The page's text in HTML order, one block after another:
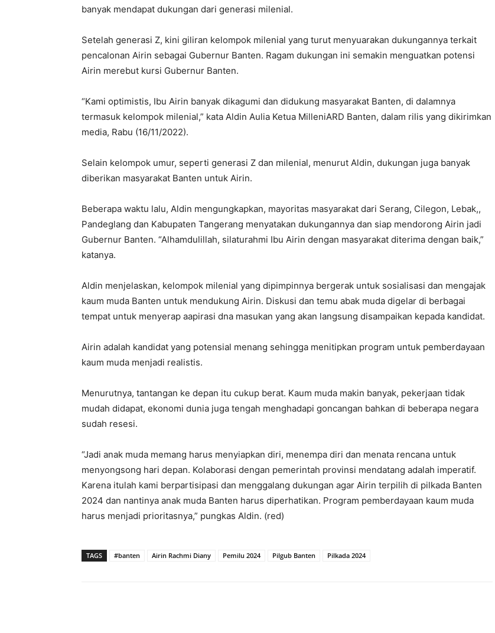
banyak mendapat dukungan dari generasi milenial.
Setelah generasi Z, kini giliran kelompok milenial yang turut menyuarakan dukungannya terkait
pencalonan Airin sebagai Gubernur Banten. Ragam dukungan ini semakin menguatkan potensi
Airin merebut kursi Gubernur Banten.
“Kami optimistis, Ibu Airin banyak dikagumi dan didukung masyarakat Banten, di dalamnya
termasuk kelompok milenial,” kata Aldin Aulia Ketua MilleniARD Banten, dalam rilis yang dikirimkan
media, Rabu (16/11/2022).
Selain kelompok umur, seperti generasi Z dan milenial, menurut Aldin, dukungan juga banyak
diberikan masyarakat Banten untuk Airin.
Beberapa waktu lalu, Aldin mengungkapkan, mayoritas masyarakat dari Serang, Cilegon, Lebak,,
Pandeglang dan Kabupaten Tangerang menyatakan dukungannya dan siap mendorong Airin jadi
Gubernur Banten. “Alhamdulillah, silaturahmi Ibu Airin dengan masyarakat diterima dengan baik,”
katanya.
Aldin menjelaskan, kelompok milenial yang dipimpinnya bergerak untuk sosialisasi dan mengajak
kaum muda Banten untuk mendukung Airin. Diskusi dan temu abak muda digelar di berbagai
tempat untuk menyerap aapirasi dna masukan yang akan langsung disampaikan kepada kandidat.
Airin adalah kandidat yang potensial menang sehingga menitipkan program untuk pemberdayaan
kaum muda menjadi realistis.
Menurutnya, tantangan ke depan itu cukup berat. Kaum muda makin banyak, pekerjaan tidak
mudah didapat, ekonomi dunia juga tengah menghadapi goncangan bahkan di beberapa negara
sudah resesi.
“Jadi anak muda memang harus menyiapkan diri, menempa diri dan menata rencana untuk
menyongsong hari depan. Kolaborasi dengan pemerintah provinsi mendatang adalah imperatif.
Karena itulah kami berpartisipasi dan menggalang dukungan agar Airin terpilih di pilkada Banten
2024 dan nantinya anak muda Banten harus diperhatikan. Program pemberdayaan kaum muda
harus menjadi prioritasnya,” pungkas Aldin. (red)
TAGS #banten Airin Rachmi Diany Pemilu 2024 Pilgub Banten Pilkada 2024